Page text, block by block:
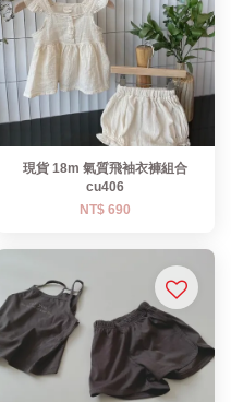
現貨 18m 氣質飛袖衣褲組合
cu406
NT$ 690